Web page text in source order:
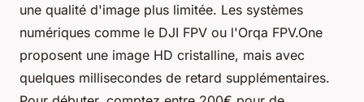
une qualité d'image plus limitée. Les systèmes
numériques comme le DJI FPV ou l'Orqa FPV.One
proposent une image HD cristalline, mais avec
quelques millisecondes de retard supplémentaires.